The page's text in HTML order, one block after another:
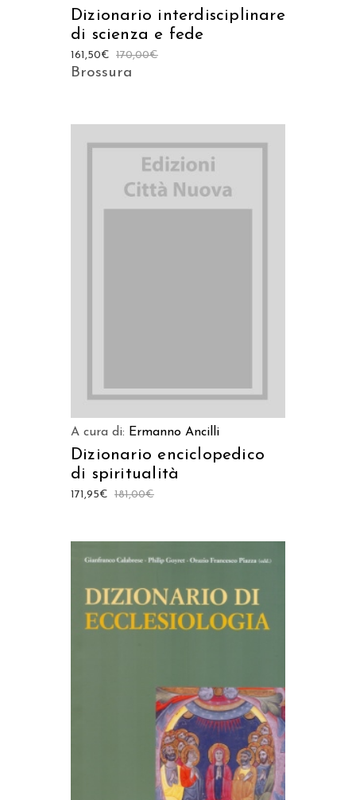
Dizionario interdisciplinare
di scienza e fede
170,00€
161,50€
Brossura
A cura di: Ermanno Ancilli
Dizionario enciclopedico
di spiritualità
181,00€
171,95€
AGGIUNGI AL CARRELLO